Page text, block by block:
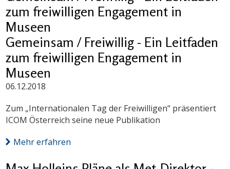
zum freiwilligen Engagement in
Museen
Gemeinsam / Freiwillig - Ein Leitfaden
zum freiwilligen Engagement in
Museen
06.12.2018
Zum „Internationalen Tag der Freiwilligen“ präsentiert
ICOM Österreich seine neue Publikation
Mehr erfahren